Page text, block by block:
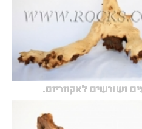
ושורשים לאקווריום.